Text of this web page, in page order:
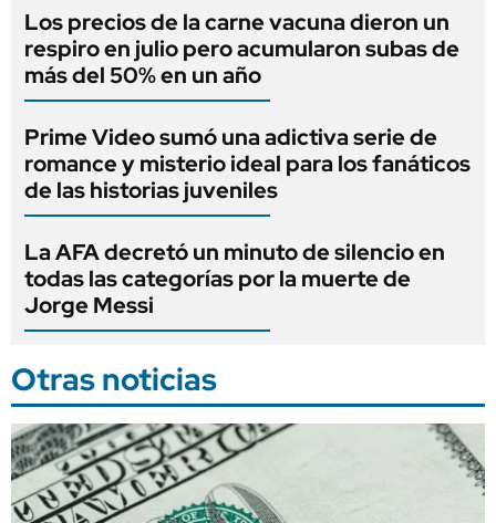
Los precios de la carne vacuna dieron un
respiro en julio pero acumularon subas de
más del 50% en un año
Prime Video sumó una adictiva serie de
romance y misterio ideal para los fanáticos
de las historias juveniles
La AFA decretó un minuto de silencio en
todas las categorías por la muerte de
Jorge Messi
Otras noticias